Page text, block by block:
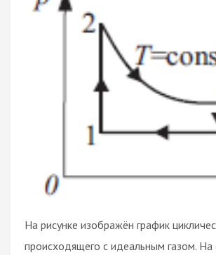
На рисунке изображён график
происходящего с идеальным газом. На